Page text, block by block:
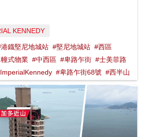
KENNEDY
鐡堅尼地城站 #堅尼地城站 #西區
式物業 #中西區 #卑路乍街 #士美菲路
#卑路乍街68號 #西半山